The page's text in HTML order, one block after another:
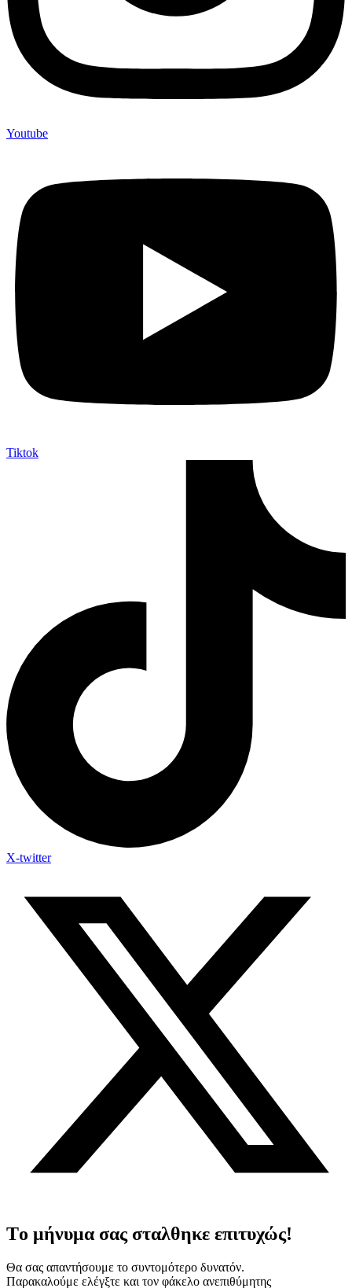
Youtube
Tiktok
X-twitter
Tο μήνυμα σας σταλθηκε επιτυχώς!
Θα σας απαντήσουμε το συντομότερο δυνατόν.
Παρακαλούμε ελέγξτε και τον φάκελο ανεπιθύμητης